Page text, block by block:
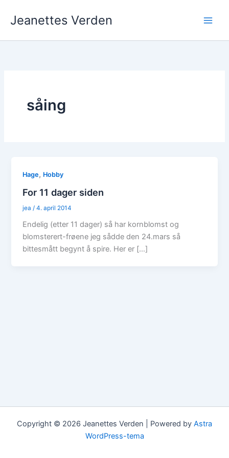
innholdet
Jeanettes Verden
såing
Hage, Hobby
For 11 dager siden
jea /4. april 2014
Endelig (etter 11 dager) så har kornblomst og
blomsterert-frøene jeg sådde den 24.mars så
bittesmått begynt å spire. Her er […]
Copyright © 2026 Jeanettes Verden | Powered by Astra
WordPress-tema